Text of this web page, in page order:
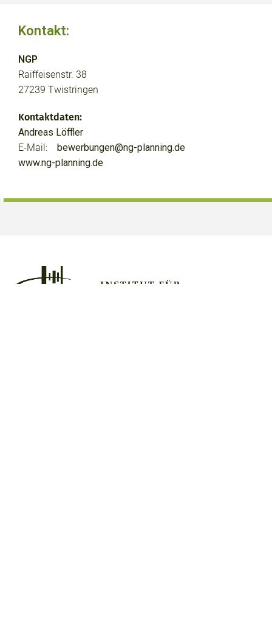
Kontakt:
NGP
Raiffeisenstr. 38
27239 Twistringen
Kontaktdaten:
Andreas Löffler
E-Mail: bewerbungen@ng-planning.de
www.ng-planning.de